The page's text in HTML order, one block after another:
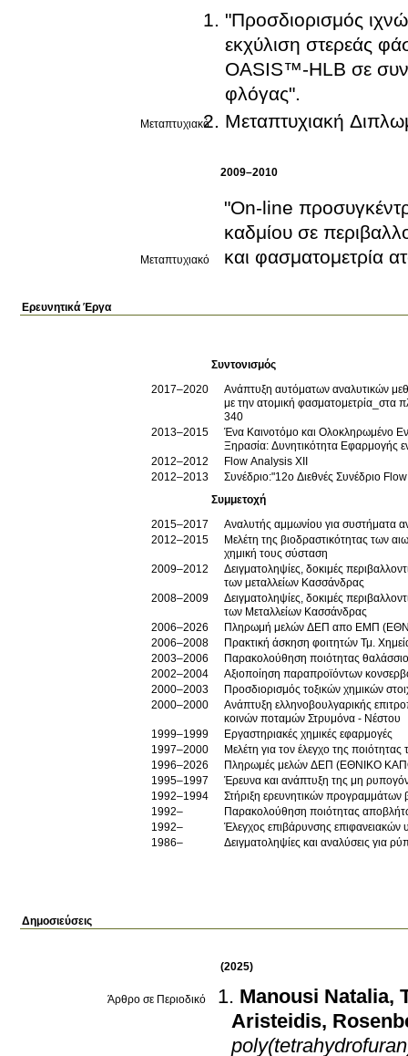
Μεταπτυχιακό
"Προσδιορισμός
εκχύλιση στερεάς
OASIS™-HLB σε
φλόγας".
Μεταπτυχιακή
2009–2010
Μεταπτυχιακό
"On-line
καδμίου σε
και φασματομετρία
Ερευνητικά Έργα
Συντονισμός
2017–2020
Ανάπτυξη αυτόματων αναλυτικών
με την ατομική φασματομετρία_στα
340
2013–2015
Ένα Καινοτόμο και Ολοκληρωμένο
Ξηρασία: Δυνητικότητα Εφαρμογής
2012–2012
Flow Analysis XII
2012–2013
Συνέδριο:"12ο Διεθνές Συνέδριο
Συμμετοχή
2015–2017
Αναλυτής αμμωνίου για συστήματα
2012–2015
Μελέτη της βιοδραστικότητας των
χημική τους σύσταση
2009–2012
Δειγματοληψίες, δοκιμές
των μεταλλείων Κασσάνδρας
2008–2009
Δειγματοληψίες, δοκιμές
των Μεταλλείων Κασσάνδρας
2006–2026
Πληρωμή μελών ΔΕΠ απο ΕΜΠ
2006–2008
Πρακτική άσκηση φοιτητών Τμ.
2003–2006
Παρακολούθηση ποιότητας
2002–2004
Αξιοποίηση παραπροϊόντων
2000–2003
Προσδιορισμός τοξικών χημικών
2000–2000
Ανάπτυξη ελληνοβουλγαρικής
κοινών ποταμών Στρυμόνα - Νέστου
1999–1999
Εργαστηριακές χημικές εφαρμογές
1997–2000
Μελέτη για τον έλεγχο της
1996–2026
Πληρωμές μελών ΔΕΠ (ΕΘΝΙΚΟ
1995–1997
1992–1994
Στήριξη ερευνητικών προγραμμάτων
1992–
Παρακολούθηση ποιότητας
1992–
Έλεγχος επιβάρυνσης επιφανειακών
1986–
Δειγματοληψίες και αναλύσεις για
Δημοσιεύσεις
(2025)
Άρθρο σε Περιοδικό Manousi Natalia,
Aristeidis,